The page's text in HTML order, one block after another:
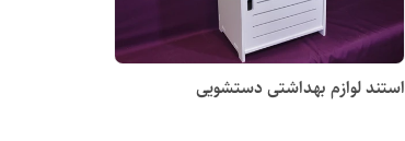
استند لوازم بهداشتی دستشویی